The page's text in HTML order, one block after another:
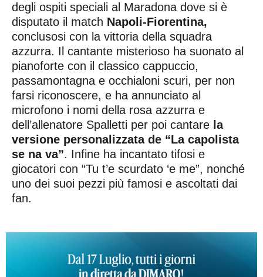
degli ospiti speciali al Maradona dove si è
disputato il match Napoli-Fiorentina,
conclusosi con la vittoria della squadra
azzurra. Il cantante misterioso ha suonato al
pianoforte con il classico cappuccio,
passamontagna e occhialoni scuri, per non
farsi riconoscere, e ha annunciato al
microfono i nomi della rosa azzurra e
dell’allenatore Spalletti per poi cantare la
versione personalizzata de “La capolista
se na va”. Infine ha incantato tifosi e
giocatori con “Tu t’e scurdato ‘e me”, nonché
uno dei suoi pezzi più famosi e ascoltati dai
fan.